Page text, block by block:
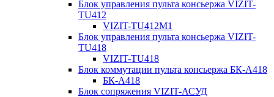
Блок управления пульта консьержа VIZIT-
TU412
VIZIT-TU412M1
Блок управления пульта консьержа VIZIT-
TU418
VIZIT-TU418
Блок коммутации пульта консьержа БК-А418
БК-А418
Блок сопряжения VIZIT-АСУД